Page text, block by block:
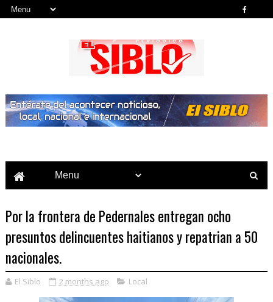
Por la frontera de Pedernales entregan ocho
presuntos delincuentes haitianos y repatrian a 50
nacionales.
El Siblo 2 months ago Local